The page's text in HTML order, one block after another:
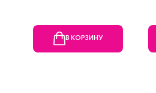
В КОРЗИНУ